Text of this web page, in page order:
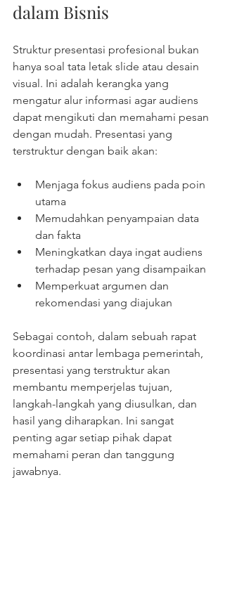
dalam Bisnis
Struktur presentasi profesional bukan
hanya soal tata letak slide atau desain
visual. Ini adalah kerangka yang
mengatur alur informasi agar audiens
dapat mengikuti dan memahami pesan
dengan mudah. Presentasi yang
terstruktur dengan baik akan:
Menjaga fokus audiens pada poin
utama
Memudahkan penyampaian data
dan fakta
Meningkatkan daya ingat audiens
terhadap pesan yang disampaikan
Memperkuat argumen dan
rekomendasi yang diajukan
Sebagai contoh, dalam sebuah rapat
koordinasi antar lembaga pemerintah,
presentasi yang terstruktur akan
membantu memperjelas tujuan,
langkah-langkah yang diusulkan, dan
hasil yang diharapkan. Ini sangat
penting agar setiap pihak dapat
memahami peran dan tanggung
jawabnya.